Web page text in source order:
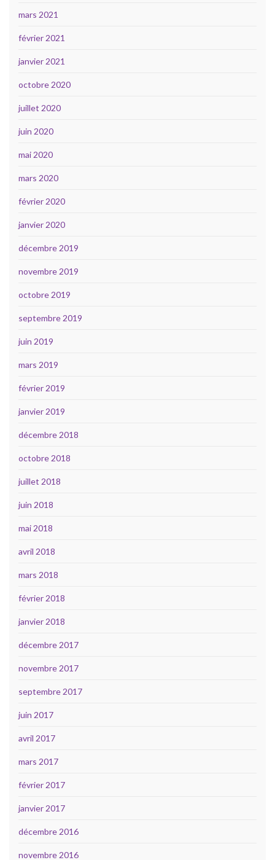
mars 2021
février 2021
janvier 2021
octobre 2020
juillet 2020
juin 2020
mai 2020
mars 2020
février 2020
janvier 2020
décembre 2019
novembre 2019
octobre 2019
septembre 2019
juin 2019
mars 2019
février 2019
janvier 2019
décembre 2018
octobre 2018
juillet 2018
juin 2018
mai 2018
avril 2018
mars 2018
février 2018
janvier 2018
décembre 2017
novembre 2017
septembre 2017
juin 2017
avril 2017
mars 2017
février 2017
janvier 2017
décembre 2016
novembre 2016